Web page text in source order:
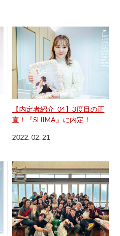
【内定者紹介_04】3度目の正
直！『SHIMA』に内定！
2022. 02. 21